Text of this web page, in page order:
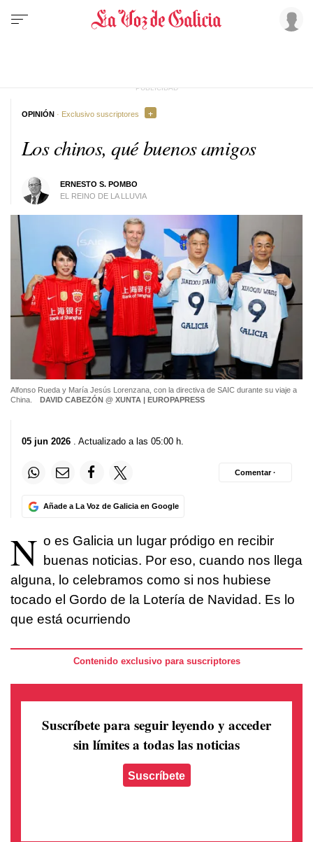
Los chinos, qué buenos amigos
ERNESTO S. POMBO
EL REINO DE LA LLUVIA
OPINIÓN · Exclusivo suscriptores
Alfonso Rueda y María Jesús Lorenzana, con la directiva de SAIC durante su viaje a
China.
DAVID CABEZÓN @ XUNTA | EUROPAPRESS
05 jun 2026 . Actualizado a las 05:00 h.
Añade a La Voz de Galicia en Google
Comentar ·
N o es Galicia un lugar pródigo en recibir
buenas noticias. Por eso, cuando nos llega
alguna, lo celebramos como si nos hubiese
tocado el Gordo de la Lotería de Navidad. Es lo
que está ocurriendo
Contenido exclusivo para suscriptores
Suscríbete para seguir leyendo y acceder
sin límites a todas las noticias
Suscríbete